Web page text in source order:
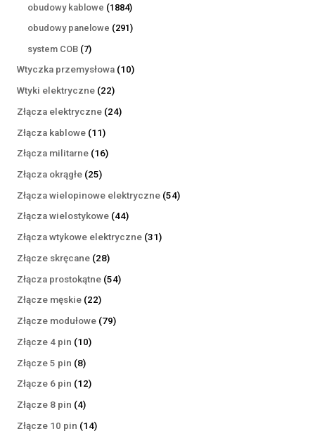
obudowy kablowe 18841884
produkty
obudowy panelowe 291291
system COB 77
produktów
Wtyczka przemysłowa 1010
Wtyki elektryczne 2222
produkty
Złącza elektryczne 2424
Złącza kablowe 1111
produktów
Złącza militarne 1616
Złącza okrągłe 2525
produktów
Złącza wielopinowe elektryczne 5454
Złącza wielostykowe 4444
produkty
Złącza wtykowe elektryczne 3131
Złącze skręcane 2828
produktów
Złącza prostokątne 5454
Złącze męskie 2222
produkty
Złącze modułowe 7979
Złącze 4 pin 1010
Złącze 5 pin 88
produktów
Złącze 6 pin 1212
Złącze 8 pin 44
produkty
Złącze 10 pin 1414